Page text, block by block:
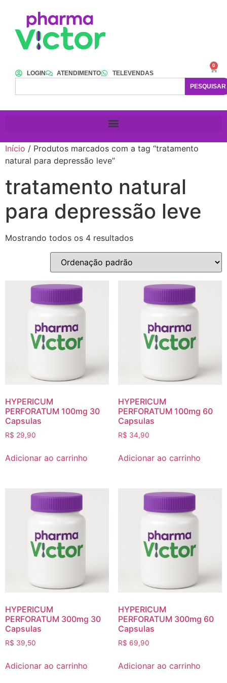
LOGIN ATENDIMENTO
TELEVENDAS
PESQUISAR
0
Início / Produtos marcados com a tag “tratamento
natural para depressão leve”
tratamento natural
para depressão leve
Mostrando todos os 4 resultados
HYPERICUM
PERFORATUM 100mg 30
Capsulas
R$ 29,90
Adicionar ao carrinho
HYPERICUM
PERFORATUM 100mg 60
Capsulas
R$ 34,90
Adicionar ao carrinho
HYPERICUM
PERFORATUM 300mg 30
Capsulas
R$ 39,50
Adicionar ao carrinho
HYPERICUM
PERFORATUM 300mg 60
Capsulas
R$ 69,90
Adicionar ao carrinho